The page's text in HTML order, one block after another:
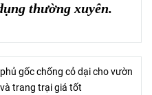
thường xuyên.
gốc chống cỏ dại cho vườn
trang trại giá tốt